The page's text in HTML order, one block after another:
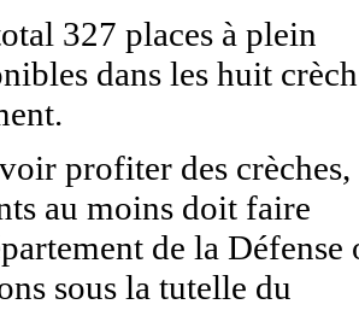
327 places à plein
dans les huit
profiter des crèches,
au moins doit faire
de la Défense
sous la tutelle du